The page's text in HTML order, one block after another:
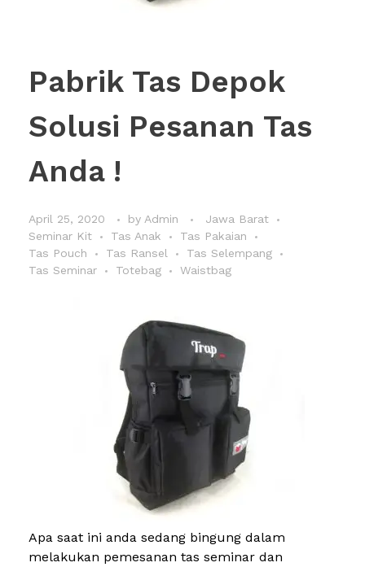
Pabrik Tas Depok
Solusi Pesanan Tas
Anda !
April 25, 2020 by Admin
Jawa Barat
Seminar Kit
Tas Anak
Tas Pakaian
Tas Pouch
Tas Ransel
Tas Selempang
Tas Seminar
Totebag Waistbag
Apa saat ini anda sedang bingung dalam
melakukan pemesanan tas seminar dan